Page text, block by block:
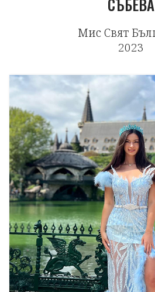
СЪБЕВА
Мис Свят
2023